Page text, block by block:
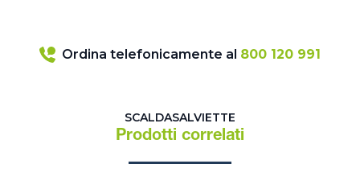
Ordina telefonicamente al 800 120 991
SCALDASALVIETTE
Prodotti correlati